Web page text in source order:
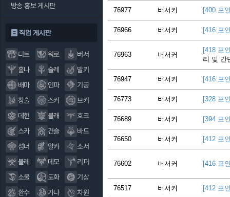
방송 홍보 게시판
직업 게시판
디트 워로
버서
홀나
슬레
발키
배마
인파
기공
창술
스커
브커
데헌
블래
호크
스카
건슬
바드
섬너
알카
소서
블레
데모
리퍼
소울
도화
기상
환수
가나 차원
76977 버서커 [400 포
76966 버서커 [416 포
76963 버서커
[418 포
리 및 간
76947 버서커 [416 포
76773 버서커 [328 포
76689 버서커 [394 포
76650 버서커 [412 포
76602 버서커 [416 포
76517 버서커 [412 포